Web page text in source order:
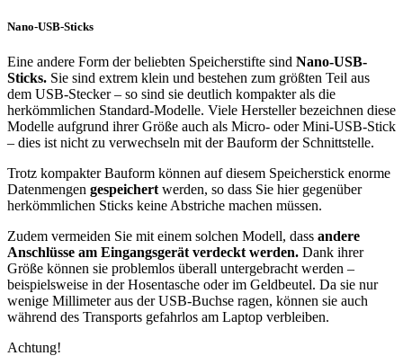
Nano-USB-Sticks
Eine andere Form der beliebten Speicherstifte sind Nano-USB-
Sticks. Sie sind extrem klein und bestehen zum größten Teil aus
dem USB-Stecker – so sind sie deutlich kompakter als die
herkömmlichen Standard-Modelle. Viele Hersteller bezeichnen diese
Modelle aufgrund ihrer Größe auch als Micro- oder Mini-USB-Stick
– dies ist nicht zu verwechseln mit der Bauform der Schnittstelle.
Trotz kompakter Bauform können auf diesem Speicherstick enorme
Datenmengen gespeichert werden, so dass Sie hier gegenüber
herkömmlichen Sticks keine Abstriche machen müssen.
Zudem vermeiden Sie mit einem solchen Modell, dass andere
Anschlüsse am Eingangsgerät verdeckt werden. Dank ihrer
Größe können sie problemlos überall untergebracht werden –
beispielsweise in der Hosentasche oder im Geldbeutel. Da sie nur
wenige Millimeter aus der USB-Buchse ragen, können sie auch
während des Transports gefahrlos am Laptop verbleiben.
Achtung!